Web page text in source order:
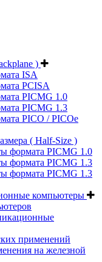
)
ISA
PCISA
PICMG 1.0
PICMG 1.3
PICO / PICOe
( Half-Size )
формата PICMG 1.0
формата PICMG 1.3
формата PICMG 1.3
компьютеры
применений
на железной